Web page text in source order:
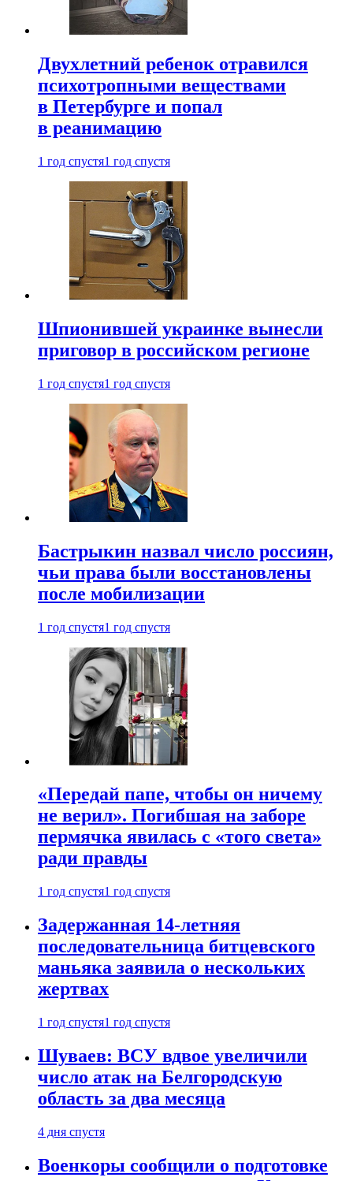
Двухлетний ребенок отравился
психотропными веществами
в Петербурге и попал
в реанимацию
1 год спустя1 год спустя
Шпионившей украинке вынесли
приговор в российском регионе
1 год спустя1 год спустя
Бастрыкин назвал число россиян,
чьи права были восстановлены
после мобилизации
1 год спустя1 год спустя
«Передай папе, чтобы он ничему
не верил». Погибшая на заборе
пермячка явилась с «того света»
ради правды
1 год спустя1 год спустя
Задержанная 14-летняя
последовательница битцевского
маньяка заявила о нескольких
жертвах
1 год спустя1 год спустя
Шуваев: ВСУ вдвое увеличили
число атак на Белгородскую
область за два месяца
4 дня спустя
Военкоры сообщили о подготовке